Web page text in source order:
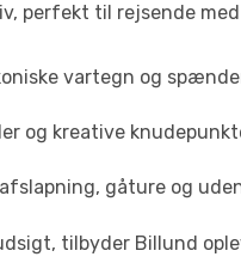
perfekt til rejsende
vartegn og
og kreative
gåture og
tilbyder Billund